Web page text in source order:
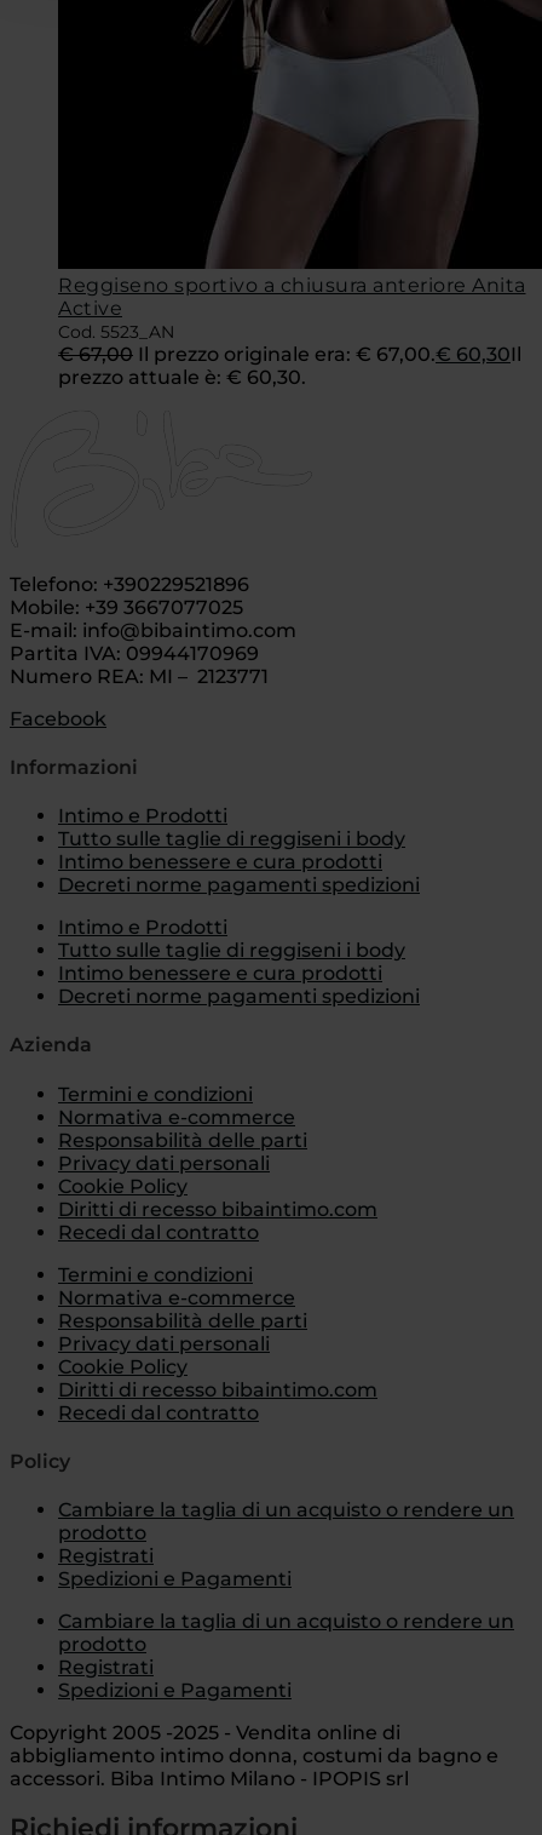
Reggiseno sportivo a chiusura anteriore Anita
Active
Cod. 5523_AN
€67,00 Il prezzo originale era: € 67,00.€ 60,30Il
prezzo attuale è: € 60,30.
Telefono: +390229521896
Mobile: +39 3667077025
E-mail: info@bibaintimo.com
Partita IVA: 09944170969
Numero REA: MI – 2123771
Facebook
Informazioni
Intimo e Prodotti
Tutto sulle taglie di reggiseni i body
Intimo benessere e cura prodotti
Decreti norme pagamenti spedizioni
Intimo e Prodotti
Tutto sulle taglie di reggiseni i body
Intimo benessere e cura prodotti
Decreti norme pagamenti spedizioni
Azienda
Termini e condizioni
Normativa e-commerce
Responsabilità delle parti
Privacy dati personali
Cookie Policy
Diritti di recesso bibaintimo.com
Recedi dal contratto
Termini e condizioni
Normativa e-commerce
Responsabilità delle parti
Privacy dati personali
Cookie Policy
Diritti di recesso bibaintimo.com
Recedi dal contratto
Policy
Cambiare la taglia di un acquisto o rendere un
prodotto
Registrati
Spedizioni e Pagamenti
Cambiare la taglia di un acquisto o rendere un
prodotto
Registrati
Spedizioni e Pagamenti
Copyright 2005 -2025 - Vendita online di
abbigliamento intimo donna, costumi da bagno e
accessori. Biba Intimo Milano - IPOPIS srl